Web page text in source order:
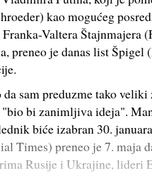
kao mogućeg
Valtera Štajnmajera
preneo je danas list Špigel
sam preduzme tako
bi zanimljiva ideja".
biće izabran 30.
Times) preneo je 7. maja
Rusije i Ukrajine, lideri